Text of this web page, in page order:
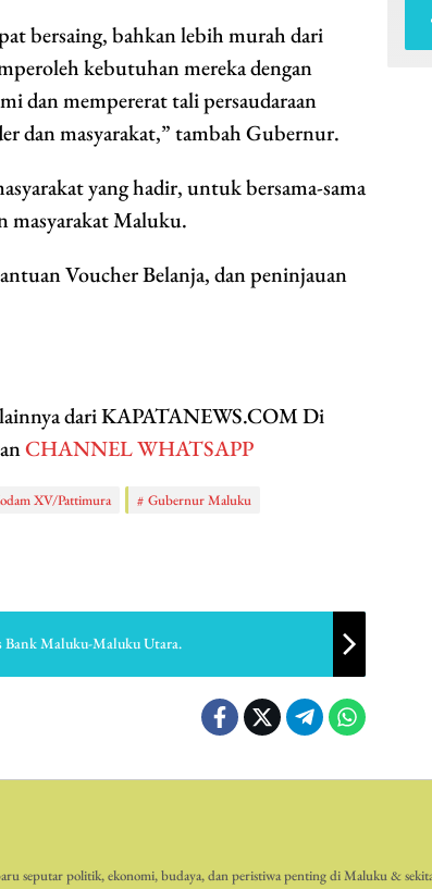
bersaing, bahkan lebih murah dari
kebutuhan mereka dengan
dan mempererat tali persaudaraan
dan masyarakat,” tambah Gubernur.
yang hadir, untuk bersama-sama
masyarakat Maluku.
Voucher Belanja, dan peninjauan
dari KAPATANEWS.COM Di
CHANNEL WHATSAPP
XV/Pattimura
Gubernur Maluku
Bank Maluku-Maluku Utara.
seputar politik, ekonomi, budaya, dan peristiwa penting di Maluku &